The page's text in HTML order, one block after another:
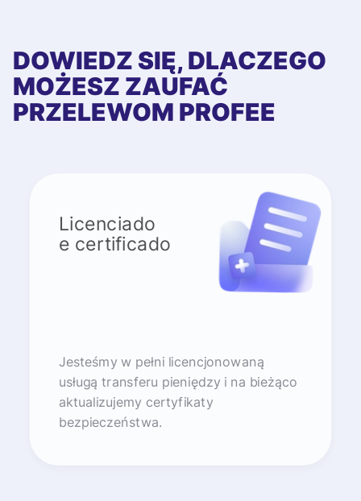
DOWIEDZ SIĘ, DLACZEGO
MOŻESZ ZAUFAĆ
PRZELEWOM PROFEE
Licenciado
e certificado
Jesteśmy w pełni licencjonowaną
usługą transferu pieniędzy i na bieżąco
aktualizujemy certyfikaty
bezpieczeństwa.